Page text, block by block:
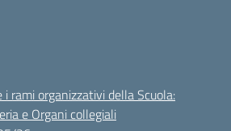
rami organizzativi della Scuola:
e Organi collegiali